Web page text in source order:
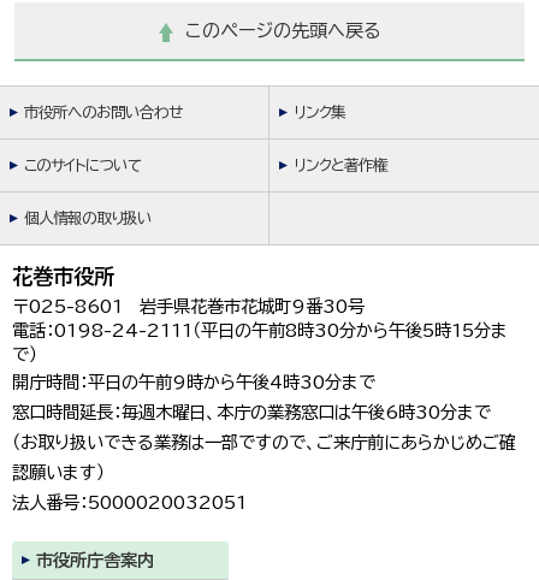
このページの先頭へ戻る
市役所へのお問い合わせ リンク集
このサイトについて リンクと著作権
個人情報の取り扱い
花巻市役所
〒025-8601 岩手県花巻市花城町9番30号
電話：0198-24-2111（平日の午前8時30分から午後5時15分ま
で）
開庁時間：平日の午前9時から午後4時30分まで
窓口時間延長：毎週木曜日、本庁の業務窓口は午後6時30分まで
（お取り扱いできる業務は一部ですので、ご来庁前にあらかじめご確
認願います）
法人番号：5000020032051
市役所庁舎案内